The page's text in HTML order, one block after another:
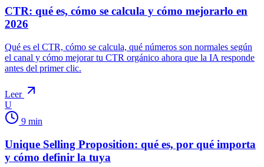
CTR: qué es, cómo se calcula y cómo mejorarlo en
2026
Qué es el CTR, cómo se calcula, qué números son normales según
el canal y cómo mejorar tu CTR orgánico ahora que la IA responde
antes del primer clic.
Leer
U
9 min
Unique Selling Proposition: qué es, por qué importa
y cómo definir la tuya